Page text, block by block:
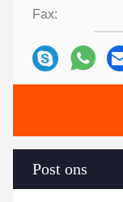
Fax:
Post ons